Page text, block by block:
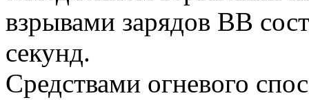
взрывами зарядов ВВ
секунд.
Средствами огневого